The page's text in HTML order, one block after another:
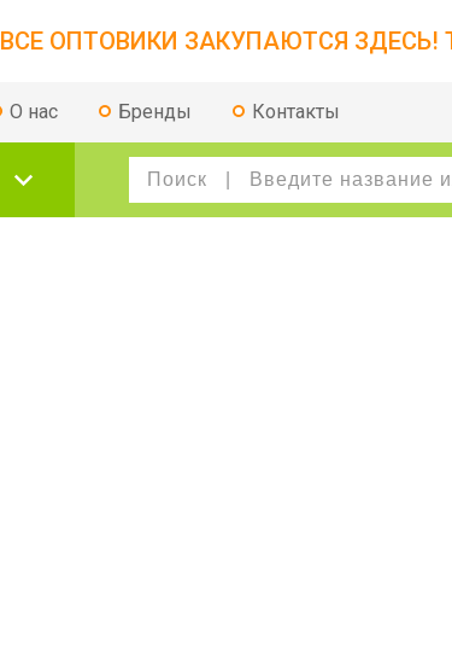
ВСЕ ОПТОВИКИ ЗАКУПАЮТСЯ ЗДЕСЬ!
О нас Бренды Контакты